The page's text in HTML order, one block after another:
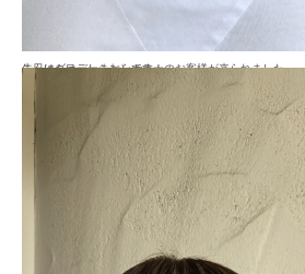
こんにちは、しまむらです！
先日はグラデーションカラーのお客様が来られました